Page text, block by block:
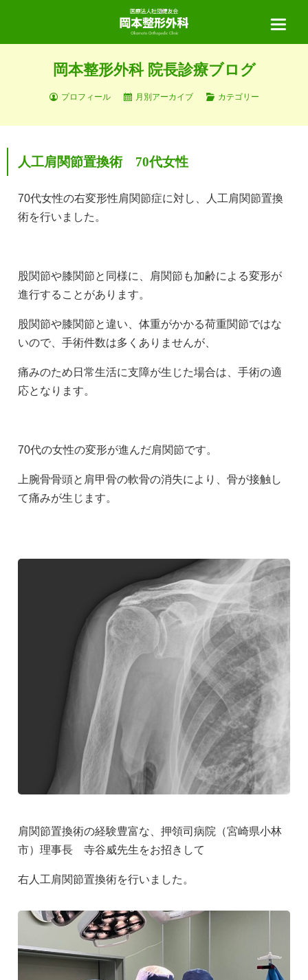
ホーム
当院について
リハビリテーション
自費診療
院長ブログ
診療時間
岡本整形外科 院長診療ブログ
プロフィール 月別アーカイブ カテゴリー
人工肩関節置換術 70代女性
70代女性の右変形性肩関節症に対し、人工肩関節置換
術を行いました。
股関節や膝関節と同様に、肩関節も加齢による変形が
進行することがあります。
股関節や膝関節と違い、体重がかかる荷重関節ではな
いので、手術件数は多くありませんが、
痛みのため日常生活に支障が生じた場合は、手術の適
応となります。
70代の女性の変形が進んだ肩関節です。
上腕骨骨頭と肩甲骨の軟骨の消失により、骨が接触し
て痛みが生じます。
肩関節置換術の経験豊富な、押領司病院（宮崎県小林
市）理事長 寺谷威先生をお招きして
右人工肩関節置換術を行いました。